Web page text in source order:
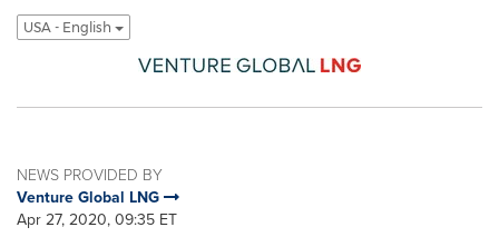
USA - English
NEWS PROVIDED BY
Venture Global LNG
Apr 27, 2020, 09:35 ET